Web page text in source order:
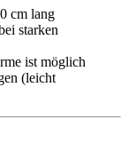
cm lang
starken
ist möglich
(leicht